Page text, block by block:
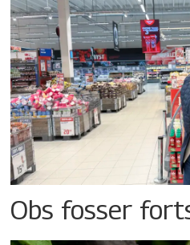
Obs fosser